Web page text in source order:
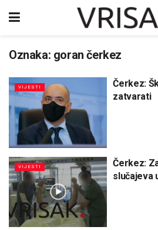
Oznaka: goran čerkez
VIJESTI
Čerkez:
zatvarati
VIJESTI
Čerkez:
slučajeva